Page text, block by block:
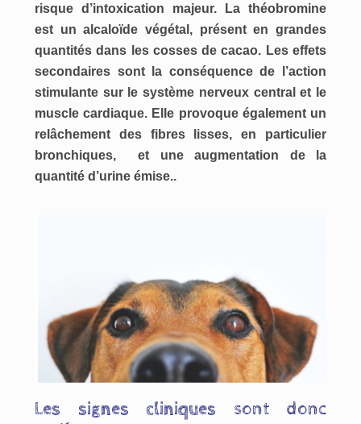
risque d’intoxication majeur. La théobromine
est un alcaloïde végétal, présent en grandes
quantités dans les cosses de cacao. Les effets
secondaires sont la conséquence de l’action
stimulante sur le système nerveux central et le
muscle cardiaque. Elle provoque également un
relâchement des fibres lisses, en particulier
bronchiques, et une augmentation de la
quantité d’urine émise..
Les signes cliniques sont donc